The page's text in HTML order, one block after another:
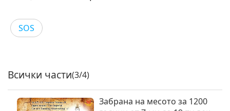
SOS
Всички части(3/4)
Забрана на месото за 1200